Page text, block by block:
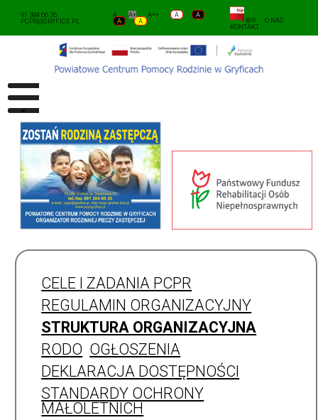
91 384 66 26
PCPR@GRYFICE.PL
A A+ A++ A
A
A
A BIP
O NAS
KONTAKT
CELE I ZADANIA PCPR
REGULAMIN ORGANIZACYJNY
STRUKTURA ORGANIZACYJNA
RODO OGŁOSZENIA
DEKLARACJA DOSTĘPNOŚCI
STANDARDY OCHRONY
MAŁOLETNICH